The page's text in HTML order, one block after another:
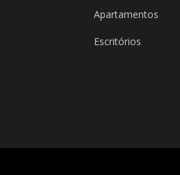
Apartamentos
Escritórios